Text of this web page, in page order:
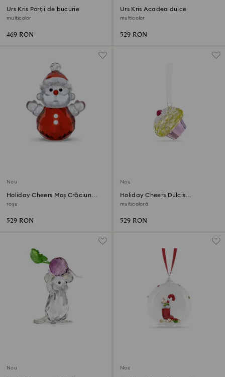
Urs Kris Porții de bucurie
multicolor
469 RON
Urs Kris Acadea dulce
multicolor
529 RON
Nou
Holiday Cheers Moș Crăciun
hopa-mitică
roșu
529 RON
Nou
Holiday Cheers Dulcis
Decorațiune brioșă
multicoloră
529 RON
Nou Nou